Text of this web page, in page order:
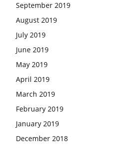
September 2019
August 2019
July 2019
June 2019
May 2019
April 2019
March 2019
February 2019
January 2019
December 2018